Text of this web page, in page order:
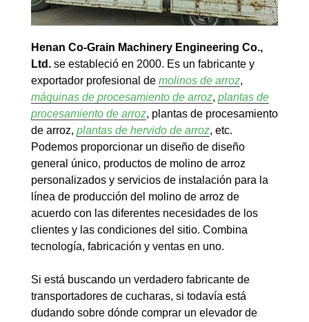
Henan Co-Grain Machinery Engineering Co.,
Ltd.se estableció en 2000. Es un fabricante y
exportador profesional de molinos de arroz,
máquinas de procesamiento de arroz, plantas de
procesamiento de arroz, plantas de procesamiento
de arroz, plantas de hervido de arroz, etc.
Podemos proporcionar un diseño de diseño
general único, productos de molino de arroz
personalizados y servicios de instalación para la
línea de producción del molino de arroz de
acuerdo con las diferentes necesidades de los
clientes y las condiciones del sitio. Combina
tecnología, fabricación y ventas en uno.
Si está buscando un verdadero fabricante de
transportadores de cucharas, si todavía está
dudando sobre dónde comprar un elevador de